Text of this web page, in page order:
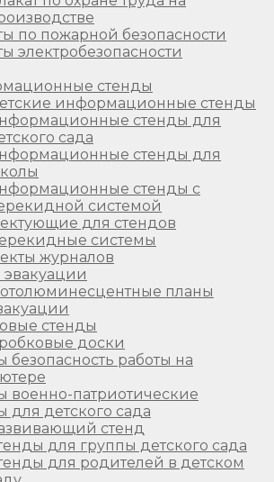
по пожарной безопасности
электробезопасности
стенды
информационные стенды
стенды для
сада
стенды для
стенды с
системой
для стендов
системы
журналов
планы
стенды
доски
безопасность работы на
военно-патриотические
для детского сада
стенд
для группы детского сада
для родителей в детском